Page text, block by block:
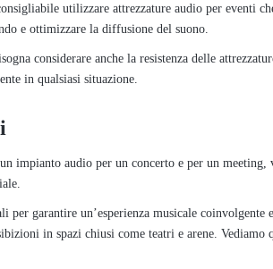
utilizzare attrezzature audio per eventi
e ottimizzare la diffusione del suono.
considerare anche la resistenza delle
in qualsiasi situazione.
impianto audio per un concerto e per un meeting,
garantire un’esperienza musicale
in spazi chiusi come teatri e arene. Vediamo